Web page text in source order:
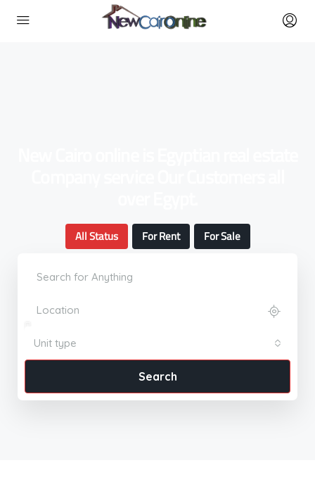
All Status For Rent For Sale
Unit type
Search